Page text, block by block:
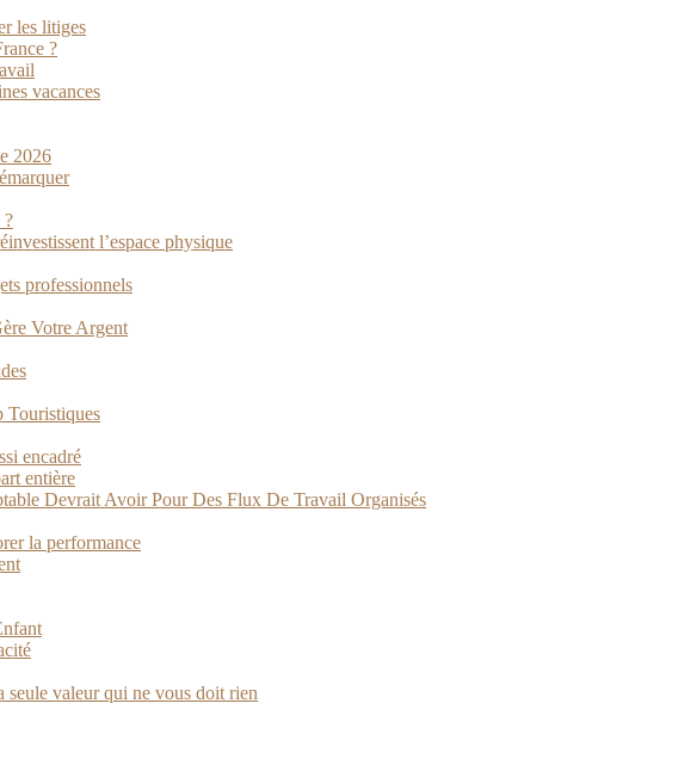
les litiges
?
vacances
2026
?
l’espace physique
professionnels
Votre Argent
Touristiques
encadré
entière
Devrait Avoir Pour Des Flux De Travail Organisés
la performance
seule valeur qui ne vous doit rien